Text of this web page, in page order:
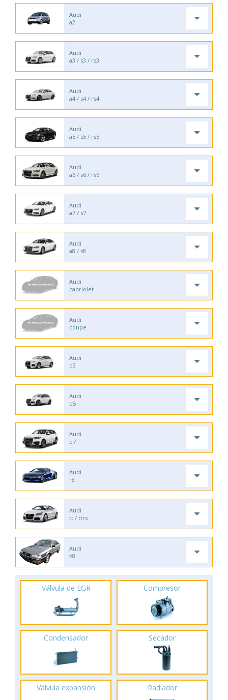
Audi
a2
Audi
a3 / s3 / rs3
Audi
a4 / s4 / rs4
Audi
a5 / s5 / rs5
Audi
a6 / s6 / rs6
Audi
a7 / s7
Audi
a8 / s8
Audi
cabriolet
Audi
coupe
Audi
q3
Audi
q5
Audi
q7
Audi
r8
Audi
tt / ttrs
Audi
v8
Válvula de EGR Compresor
Condensador Secador
Válvula expansión Radiador